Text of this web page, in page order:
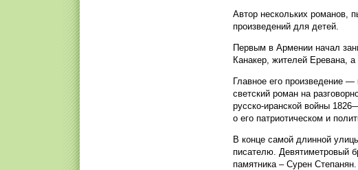
Автор нескольких романов,
произведений для детей.
Первым в Армении начал
Канакер, жителей Еревана,
Главное его произведение
светский роман на
русско-иранской войны
о его патриотическом и
В конце самой длинной
писателю. Девятиметровый
памятника – Сурен Степанян.